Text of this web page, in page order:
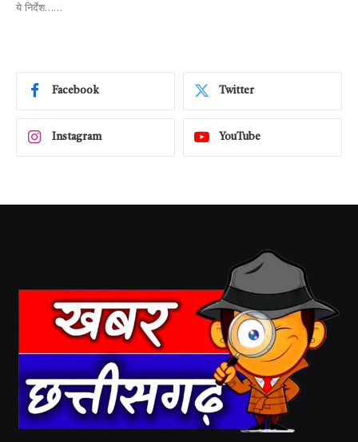
ये निर्देश……
Facebook Twitter
Instagram YouTube